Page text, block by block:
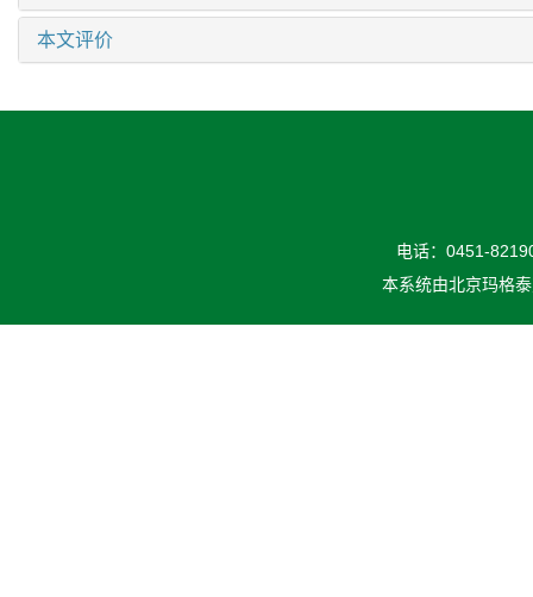
本文评价
电话：0451-
本系统由北京玛格